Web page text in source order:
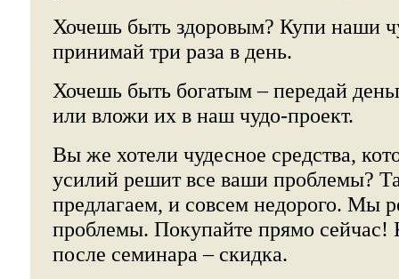
Хочешь быть здоровым? Купи наши
принимай три раза в день.
Хочешь быть богатым – передай
или вложи их в наш чудо-проект.
Вы же хотели чудесное средства,
усилий решит все ваши проблемы?
предлагаем, и совсем недорого. Мы
проблемы. Покупайте прямо сейчас!
после семинара – скидка.